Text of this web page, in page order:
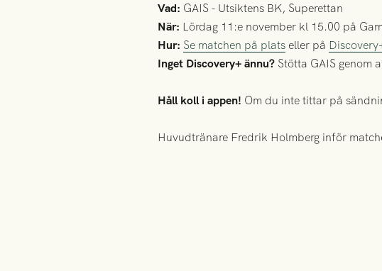
Vad: GAIS - Utsiktens BK, Superettan
När: Lördag 11:e november kl 15.00 på
Hur: Se matchen på plats eller på
Inget Discovery+ ännu? Stötta GAIS genom
Håll koll i appen! Om du inte tittar på
Huvudtränare Fredrik Holmberg inför